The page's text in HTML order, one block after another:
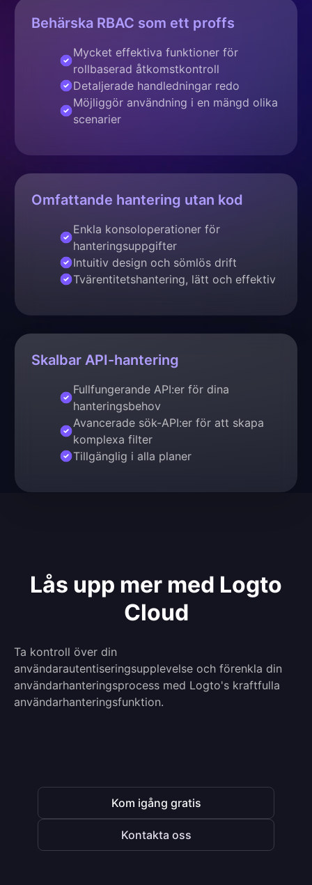
Behärska RBAC som ett proffs
Mycket effektiva funktioner för
rollbaserad åtkomstkontroll
Detaljerade handledningar redo
Möjliggör användning i en mängd olika
scenarier
Omfattande hantering utan kod
Enkla konsoloperationer för
hanteringsuppgifter
Intuitiv design och sömlös drift
Tvärentitetshantering, lätt och effektiv
Skalbar API-hantering
Fullfungerande API:er för dina
hanteringsbehov
Avancerade sök-API:er för att skapa
komplexa filter
Tillgänglig i alla planer
Lås upp mer med Logto
Cloud
Ta kontroll över din
användarautentiseringsupplevelse och förenkla din
användarhanteringsprocess med Logto's kraftfulla
användarhanteringsfunktion.
Kom igång gratis
Kontakta oss